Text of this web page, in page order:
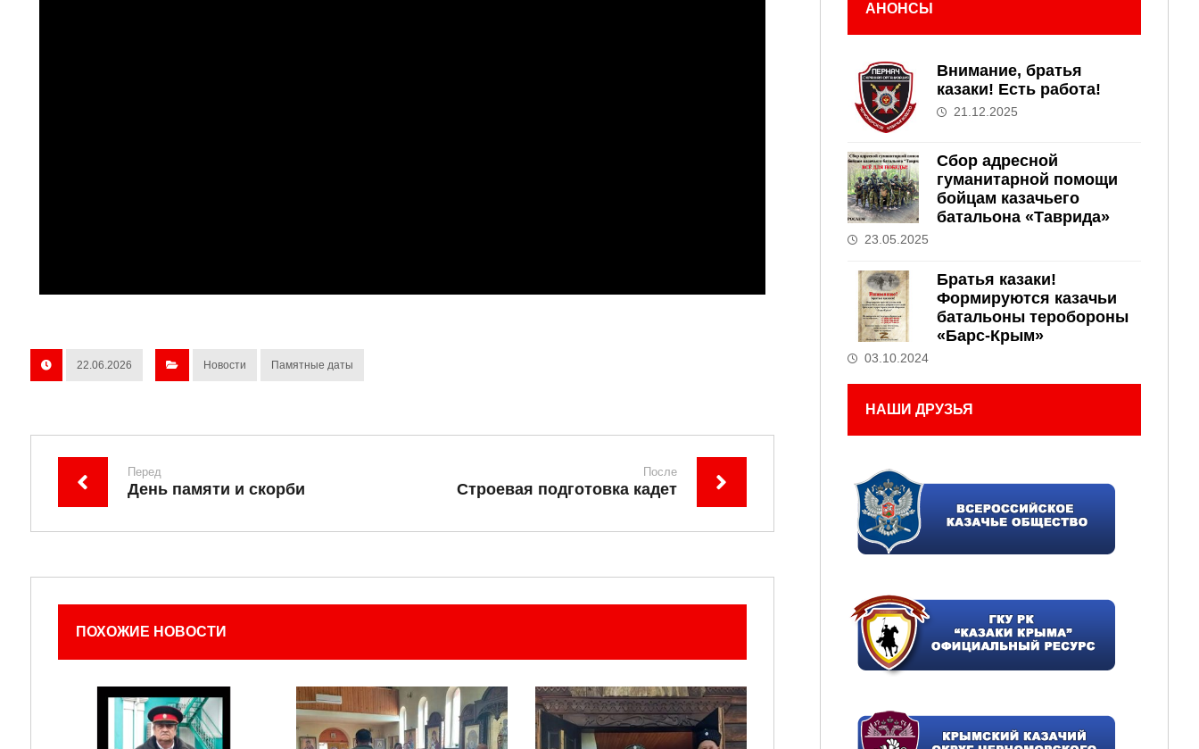
22.06.2026 Новости Памятные даты
Перед
День памяти и скорби
После
Строевая подготовка кадет
ПОХОЖИЕ НОВОСТИ
АНОНСЫ
Внимание, братья
казаки! Есть работа!
21.12.2025
Сбор адресной
гуманитарной помощи
бойцам казачьего
батальона «Таврида»
23.05.2025
Братья казаки!
Формируются казачьи
батальоны теробороны
«Барс-Крым»
03.10.2024
НАШИ ДРУЗЬЯ